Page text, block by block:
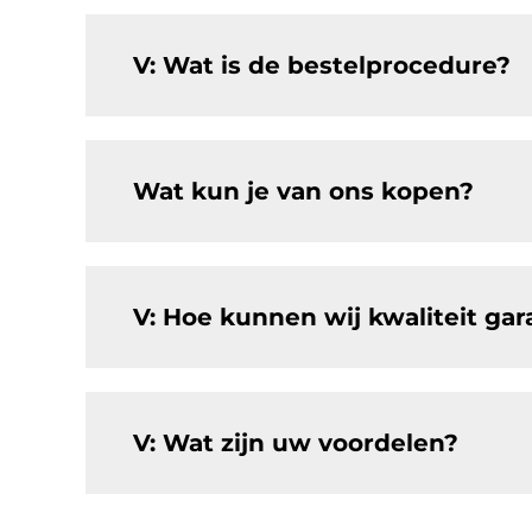
V: Wat is de bestelprocedure?
Wat kun je van ons kopen?
V: Hoe kunnen wij kwaliteit
V: Wat zijn uw voordelen?